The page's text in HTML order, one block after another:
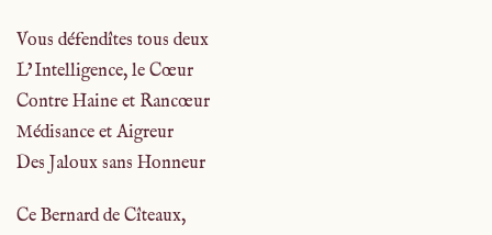
Vous défendîtes tous deux
L’Intelligence, le Cœur
Contre Haine et Rancœur
Médisance et Aigreur
Des Jaloux sans Honneur
Ce Bernard de Cîteaux,